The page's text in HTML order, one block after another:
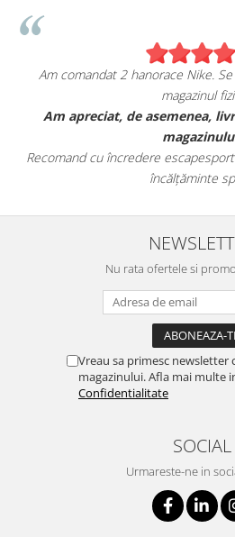
Am comandat 2 hanorace Nike.
magazinul
Am apreciat, de asemenea,
Recomand cu încredere
încălțăminte
Nu rata ofertele si
Vreau sa primesc newsletter
magazinului. Afla mai multe
Confidentialitate
SOCIAL
Urmareste-ne in